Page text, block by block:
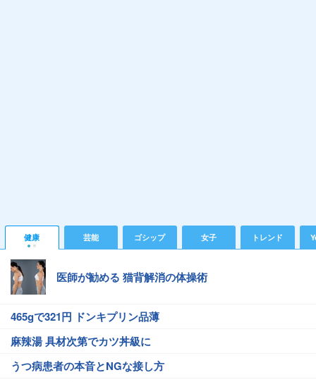
健康 芸能 ゴシップ 女子 トレンド
医師が勧める 猫背解消の体操術
465gで321円 ドンキプリン品薄
麻辣湯 具材次第でカツ丼級に
うつ病患者の本音とNGな接し方